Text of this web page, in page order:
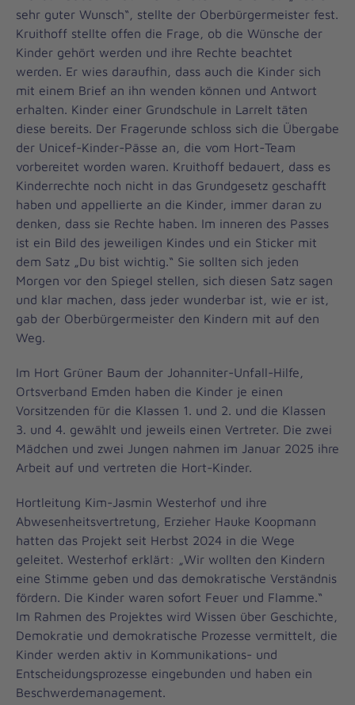
sehr guter Wunsch“, stellte der Oberbürgermeister fest.
Kruithoff stellte offen die Frage, ob die Wünsche der
Kinder gehört werden und ihre Rechte beachtet
werden. Er wies daraufhin, dass auch die Kinder sich
mit einem Brief an ihn wenden können und Antwort
erhalten. Kinder einer Grundschule in Larrelt täten
diese bereits. Der Fragerunde schloss sich die Übergabe
der Unicef-Kinder-Pässe an, die vom Hort-Team
vorbereitet worden waren. Kruithoff bedauert, dass es
Kinderrechte noch nicht in das Grundgesetz geschafft
haben und appellierte an die Kinder, immer daran zu
denken, dass sie Rechte haben. Im inneren des Passes
ist ein Bild des jeweiligen Kindes und ein Sticker mit
dem Satz „Du bist wichtig.“ Sie sollten sich jeden
Morgen vor den Spiegel stellen, sich diesen Satz sagen
und klar machen, dass jeder wunderbar ist, wie er ist,
gab der Oberbürgermeister den Kindern mit auf den
Weg.
Im Hort Grüner Baum der Johanniter-Unfall-Hilfe,
Ortsverband Emden haben die Kinder je einen
Vorsitzenden für die Klassen 1. und 2. und die Klassen
3. und 4. gewählt und jeweils einen Vertreter. Die zwei
Mädchen und zwei Jungen nahmen im Januar 2025 ihre
Arbeit auf und vertreten die Hort-Kinder.
Hortleitung Kim-Jasmin Westerhof und ihre
Abwesenheitsvertretung, Erzieher Hauke Koopmann
hatten das Projekt seit Herbst 2024 in die Wege
geleitet. Westerhof erklärt: „Wir wollten den Kindern
eine Stimme geben und das demokratische Verständnis
fördern. Die Kinder waren sofort Feuer und Flamme.“
Im Rahmen des Projektes wird Wissen über Geschichte,
Demokratie und demokratische Prozesse vermittelt, die
Kinder werden aktiv in Kommunikations- und
Entscheidungsprozesse eingebunden und haben ein
Beschwerdemanagement.